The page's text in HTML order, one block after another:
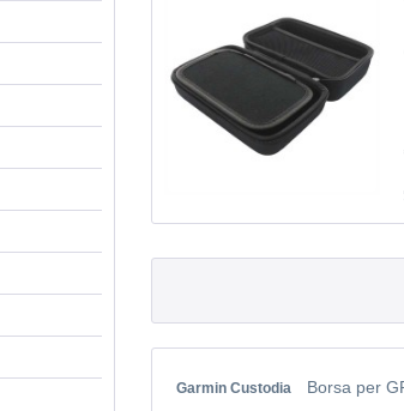
Garmin Custodia Borsa per